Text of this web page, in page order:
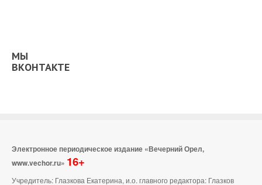
МЫ
ВКОНТАКТЕ
Электронное периодическое издание «Вечерний Орел,
www.vechor.ru» 16+
Учредитель: Глазкова Екатерина, и.о. главного редактора: Глазков